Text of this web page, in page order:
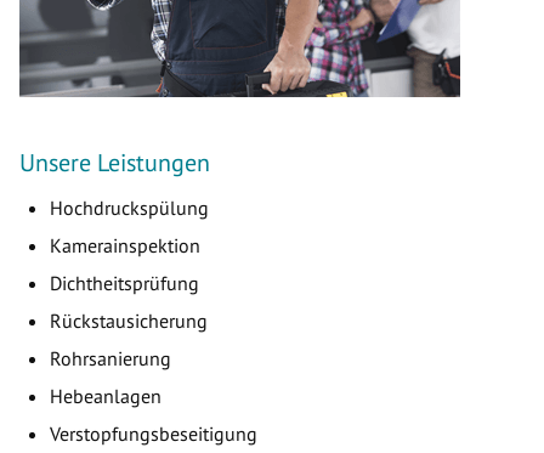
Unsere Leistungen
Hochdruckspülung
Kamerainspektion
Dichtheitsprüfung
Rückstausicherung
Rohrsanierung
Hebeanlagen
Verstopfungsbeseitigung